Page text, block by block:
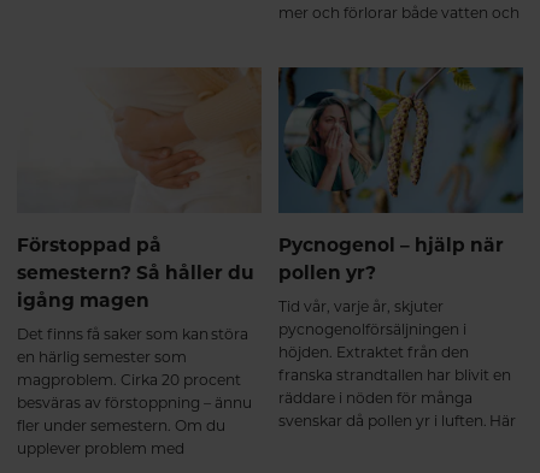
sexuell hälsa När stressnivåerna
sjunker kan även kroppens egen
balanseras. Hos män ökar
testosteronnivåerna Hos kvinnor
bidrar till förbättrad träning, ökad
uthållighet, bättre sexuell lust och
funktion. Njutning och
tillfredsställelse med saffran
Saffransextraktet stärker
nervsystemet och påverkar vårt
belöningssystem, där serotonin
och dopamin spelar en central
roll. Detta kan bidra till förbättrat
humör, ökad livsglädje och större
känsla av tillfredsställelse.
mjölksyrabakterier egentligen,
mer och förlorar både vatten och
du ska må bra, orka mer och
undvika symptom som trötthet,
huvudvärk eller yrsel.
Förstoppad på
semestern? Så håller du
igång magen
Det finns få saker som kan störa
en härlig semester som
magproblem. Cirka 20 procent
besväras av förstoppning – ännu
fler under semestern. Om du
upplever problem med
Pycnogenol – hjälp när
pollen yr?
Tid vår, varje år, skjuter
pycnogenolförsäljningen i
höjden. Extraktet från den
franska strandtallen har blivit en
räddare i nöden för många
svenskar då pollen yr i luften. Här